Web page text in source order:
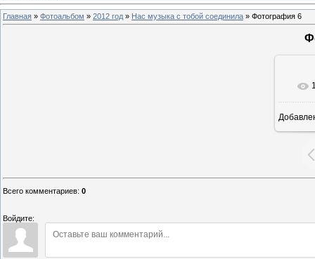
Главная » Фотоальбом » 2012 год » Нас музыка с тобой соединила » Фотография 6
Всего комментариев: 0
Войдите: